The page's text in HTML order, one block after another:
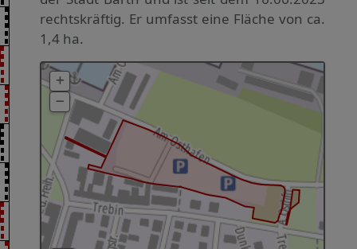
rechtskräftig. Er umfasst eine Fläche von ca.
1,4 ha.